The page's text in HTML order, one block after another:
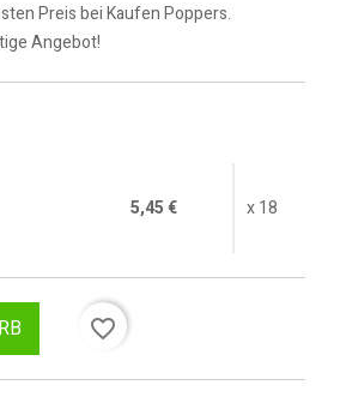
Preis bei Kaufen Poppers.
Angebot!
5,45 € x 18
favorite_border